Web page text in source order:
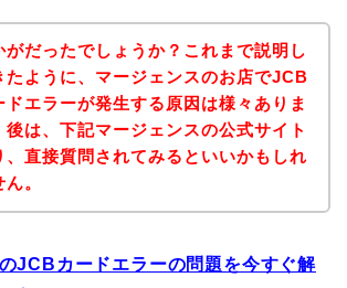
がだったでしょうか？これまで説明し
たように、マージェンスのお店でJCB
ドエラーが発生する原因は様々ありま
後は、下記マージェンスの公式サイト
、直接質問されてみるといいかもしれ
。
JCBカードエラーの問題を今すぐ解